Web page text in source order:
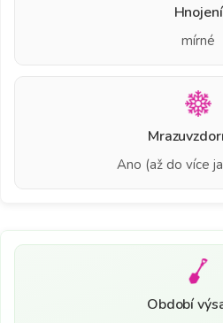
Hnojení
mírné
Ano (až do více
Období